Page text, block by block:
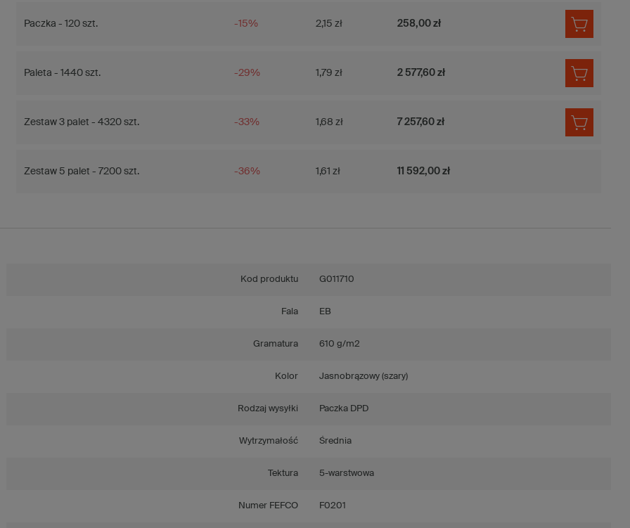
Paczka - 120 szt. -15% 2,15 zł 258,00 zł
Paleta - 1440 szt. -29% 1,79 zł 2 577,60 zł
Zestaw 3 palet - 4320 szt. -33% 1,68 zł 7 257,60 zł
Zestaw 5 palet - 7200 szt. -36% 1,61 zł 11 592,00 zł
Kod produktu G011710
Fala EB
Gramatura 610 g/m2
Kolor Jasnobrązowy (szary)
Rodzaj wysyłki Paczka DPD
Wytrzymałość Średnia
Tektura 5-warstwowa
Numer FEFCO F0201